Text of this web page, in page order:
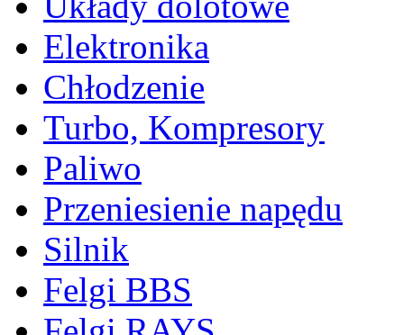
Elektronika
Chłodzenie
Turbo, Kompresory
Paliwo
Przeniesienie napędu
Silnik
Felgi BBS